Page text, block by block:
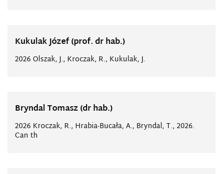
Kukulak Józef (prof. dr hab.)
2026 Olszak, J., Kroczak, R., Kukulak, J.
Bryndal Tomasz (dr hab.)
2026 Kroczak, R., Hrabia-Bucała, A., Bryndal, T., 2026.
Can th